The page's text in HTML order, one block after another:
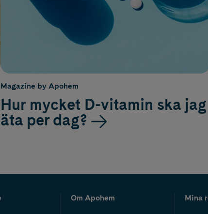
Magazine by Apohem
Hur mycket D-vitamin ska jag
äta per dag?
Om Apohem Mina